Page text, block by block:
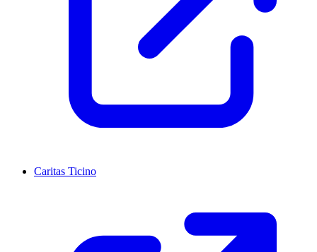
Caritas Ticino